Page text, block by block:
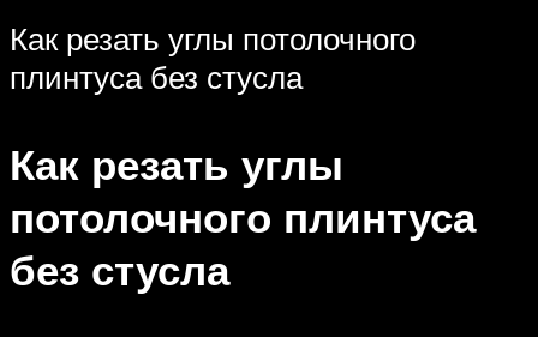
Как резать углы потолочного
плинтуса без стусла
Как резать углы
потолочного плинтуса
без стусла